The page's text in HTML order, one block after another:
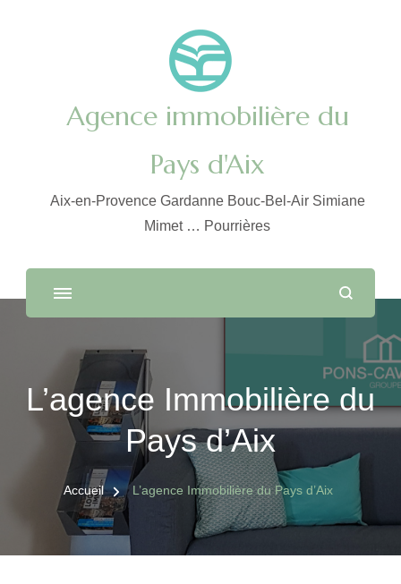
Agence immobilière du
Pays d'Aix
Aix-en-Provence Gardanne Bouc-Bel-Air Simiane
Mimet … Pourrières
L’agence Immobilière du
Pays d’Aix
Accueil L’agence Immobilière du Pays d’Aix